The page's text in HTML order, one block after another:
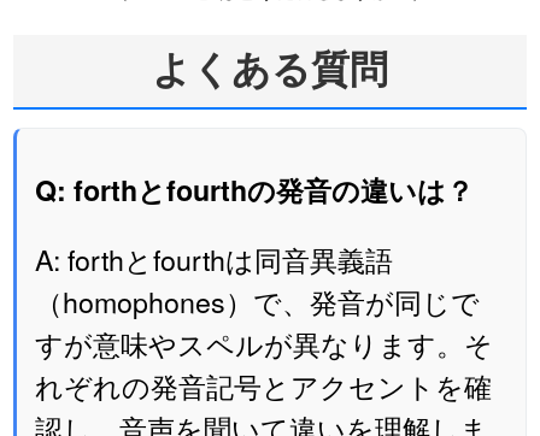
よくある質問
Q: forthとfourthの発音の違いは？
A: forthとfourthは同音異義語
（homophones）で、発音が同じで
すが意味やスペルが異なります。そ
れぞれの発音記号とアクセントを確
認し、音声を聞いて違いを理解しま